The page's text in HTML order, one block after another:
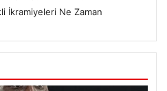
İkramiyeleri Ne Zaman